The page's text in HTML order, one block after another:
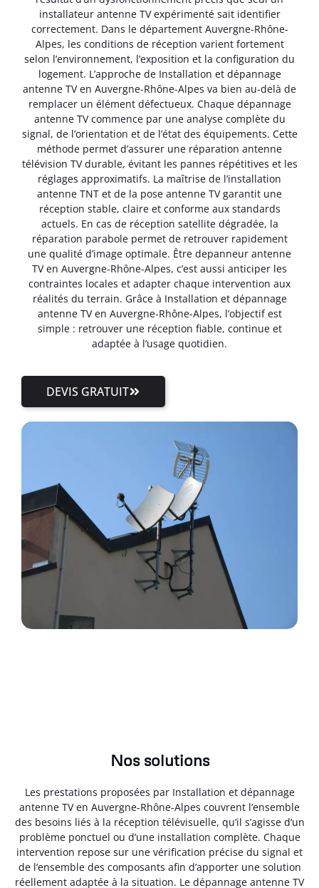
installateur antenne TV expérimenté sait identifier
correctement. Dans le département Auvergne-Rhône-
Alpes, les conditions de réception varient fortement
selon l’environnement, l’exposition et la configuration du
logement. L’approche de Installation et dépannage
antenne TV en Auvergne-Rhône-Alpes va bien au-delà de
remplacer un élément défectueux. Chaque dépannage
antenne TV commence par une analyse complète du
signal, de l’orientation et de l’état des équipements. Cette
méthode permet d’assurer une réparation antenne
télévision TV durable, évitant les pannes répétitives et les
réglages approximatifs. La maîtrise de l’installation
antenne TNT et de la pose antenne TV garantit une
réception stable, claire et conforme aux standards
actuels. En cas de réception satellite dégradée, la
réparation parabole permet de retrouver rapidement
une qualité d’image optimale. Être depanneur antenne
TV en Auvergne-Rhône-Alpes, c’est aussi anticiper les
contraintes locales et adapter chaque intervention aux
réalités du terrain. Grâce à Installation et dépannage
antenne TV en Auvergne-Rhône-Alpes, l’objectif est
simple : retrouver une réception fiable, continue et
adaptée à l’usage quotidien.
DEVIS GRATUIT
Nos solutions
Les prestations proposées par Installation et dépannage
antenne TV en Auvergne-Rhône-Alpes couvrent l’ensemble
des besoins liés à la réception télévisuelle, qu’il s’agisse d’un
problème ponctuel ou d’une installation complète. Chaque
intervention repose sur une vérification précise du signal et
de l’ensemble des composants afin d’apporter une solution
réellement adaptée à la situation. Le dépannage antenne TV